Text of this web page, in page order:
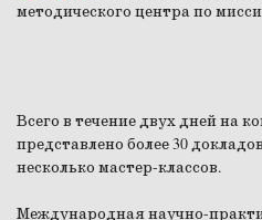
методического центра по
Всего в течение двух дней на
представлено более 30
несколько мастер-классов.
Международная научно-